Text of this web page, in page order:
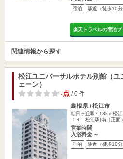
宿泊 駅近（徒歩10分
楽天トラベルの宿泊プ
関連情報から探す
松江ユニバーサルホテル別館（ユ
ェーン）
-点/ 0 件
島根県 / 松江市
朝日ヶ丘駅7.13km 松
ＪＲ 松江駅(南口正
営業時間
入浴料金 ～
宿泊 駅近（徒歩10分